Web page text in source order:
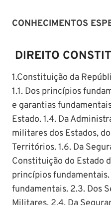
CONHECIMENTOS
DIREITO
1.Constituição da
1.1. Dos princípios
e garantias
Estado. 1.4. Da
militares dos Estados,
Territórios. 1.6. Da
Constituição do Estado
princípios
fundamentais. 2.3. Dos